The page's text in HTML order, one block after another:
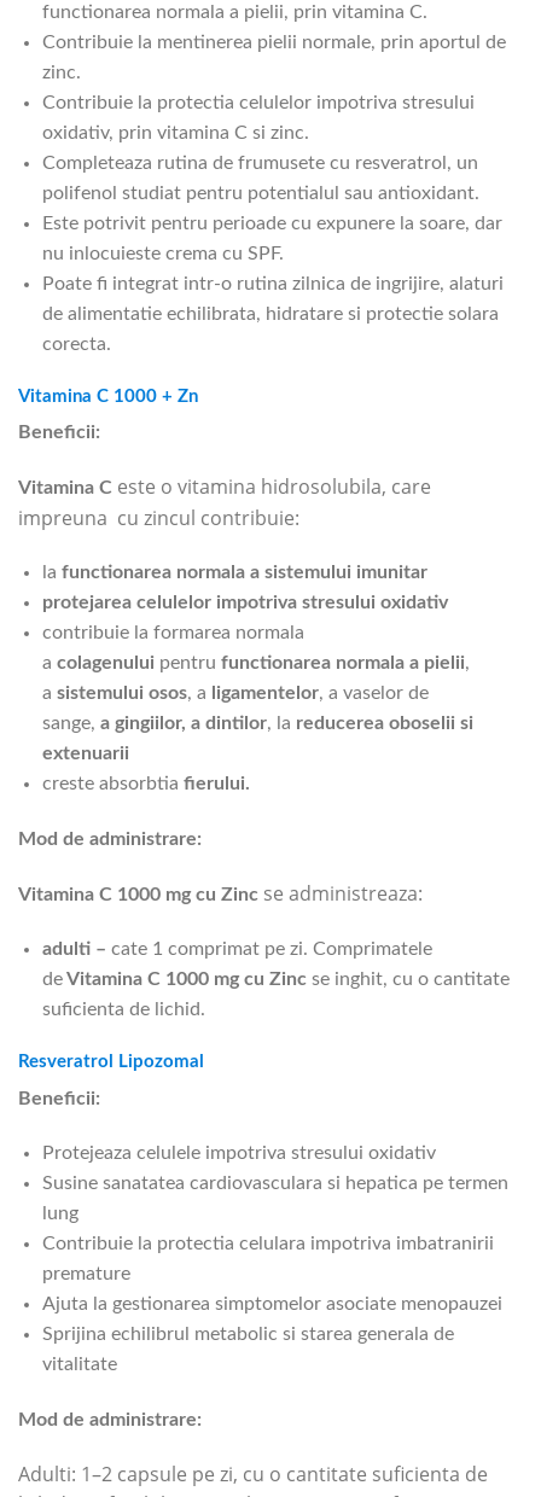
functionarea normala a pielii, prin vitamina C.
Contribuie la mentinerea pielii normale, prin aportul de
zinc.
Contribuie la protectia celulelor impotriva stresului
oxidativ, prin vitamina C si zinc.
Completeaza rutina de frumusete cu resveratrol, un
polifenol studiat pentru potentialul sau antioxidant.
Este potrivit pentru perioade cu expunere la soare, dar
nu inlocuieste crema cu SPF.
Poate fi integrat intr-o rutina zilnica de ingrijire, alaturi
de alimentatie echilibrata, hidratare si protectie solara
corecta.
Vitamina C 1000 + Zn
Beneficii:
Vitamina C este o vitamina hidrosolubila, care
impreuna cu zincul contribuie:
la functionarea normala a sistemului imunitar
protejarea celulelor impotriva stresului oxidativ
contribuie la formarea normala
a colagenului pentru functionarea normala a pielii,
a sistemului osos, a ligamentelor, a vaselor de
sange, a gingiilor, a dintilor, la reducerea oboselii si
extenuarii
creste absorbtia fierului.
Mod de administrare:
Vitamina C 1000 mg cu Zinc se administreaza:
adulti – cate 1 comprimat pe zi. Comprimatele
deVitamina C 1000 mg cu Zinc se inghit, cu o cantitate
suficienta de lichid.
Resveratrol Lipozomal
Beneficii:
Protejeaza celulele impotriva stresului oxidativ
Susine sanatatea cardiovasculara si hepatica pe termen
lung
Contribuie la protectia celulara impotriva imbatranirii
premature
Ajuta la gestionarea simptomelor asociate menopauzei
Sprijina echilibrul metabolic si starea generala de
vitalitate
Mod de administrare:
Adulti: 1–2 capsule pe zi, cu o cantitate suficienta de